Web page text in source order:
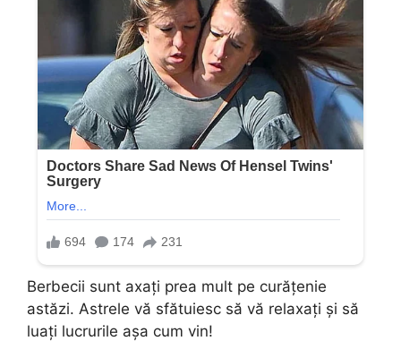
Berbecii sunt axaţi prea mult pe curăţenie
astăzi. Astrele vă sfătuiesc să vă relaxaţi şi să
luaţi lucrurile aşa cum vin!